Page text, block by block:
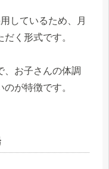
しているため、月
く形式です。
、お子さんの体調
が特徴です。